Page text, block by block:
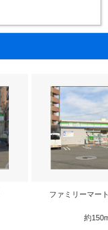
ファミリーマー
約